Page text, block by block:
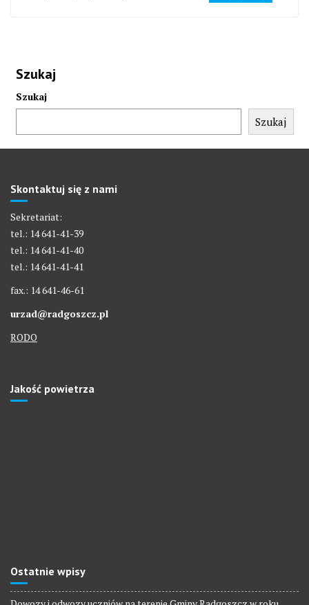
Szukaj
Szukaj
Szukaj
Skontaktuj się z nami
Sekretariat:
tel.: 14 641-41-39
tel.: 14 641-41-40
tel.: 14 641-41-41
fax.: 14 641-46-61
urzad@radgoszcz.pl
RODO
Jakość powietrza
Ostatnie wpisy